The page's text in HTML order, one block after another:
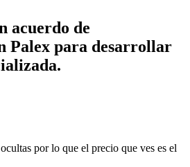
acuerdo de
Palex para desarrollar
por lo que el precio que ves es el